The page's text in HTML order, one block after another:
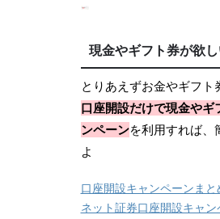
現金やギフト券が欲
とりあえずお金やギフト
口座開設だけで現金やギ
ンペーンを利用すれば、
よ
口座開設キャンペーンまと
ネット証券口座開設キャン